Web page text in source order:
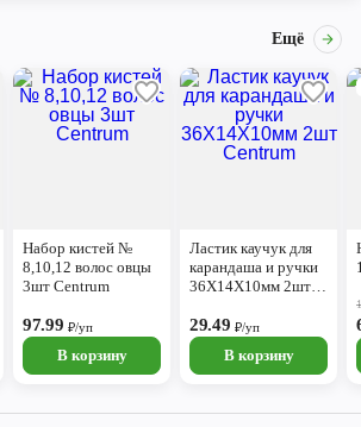
Ещё
Набор кистей №
8,10,12 волос овцы
3шт Centrum
97.99₽/уп
В корзину
Ластик каучук для
карандаша и ручки
36Х14Х10мм 2шт
29.49₽/уп
В корзину